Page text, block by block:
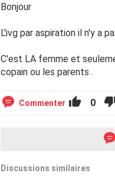
Bonjour
L'ivg par aspiration il n'y a
C'est LA femme et
copain ou les parents .
Commenter 0
Discussions similaires